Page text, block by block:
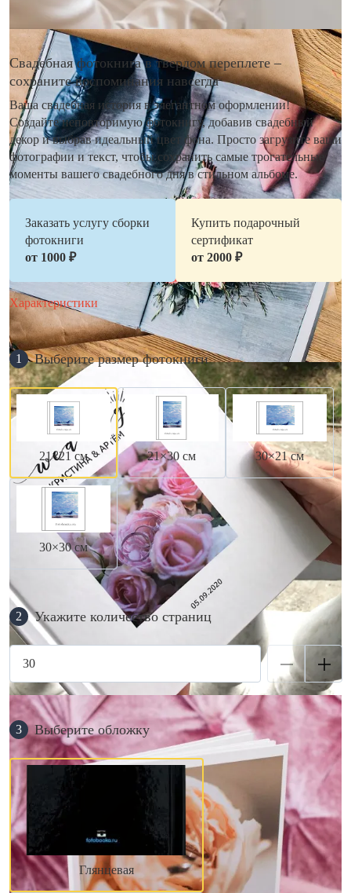
Свадебная фотокнига в твердом переплете –
сохраните воспоминания навсегда
Ваша свадебная история в элегантном оформлении!
Создайте неповторимую фотокнигу, добавив свадебный
декор и выбрав идеальный цвет фона. Просто загрузите ваши
фотографии и текст, чтобы сохранить самые трогательные
моменты вашего свадебного дня в стильном альбоме.
Заказать услугу сборки
фотокниги
от 1000 ₽
Купить подарочный
сертификат
от 2000 ₽
Характеристики
1 Выберите размер фотокниги
21×21 см 21×30 см 30×21 см
30×30 см
2 Укажите количество страниц
3 Выберите обложку
Глянцевая